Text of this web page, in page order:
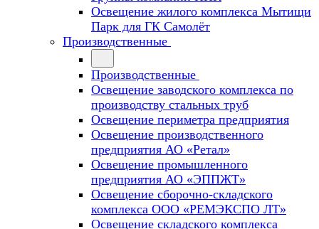
Освещение жилого комплекса Мытищи
Парк для ГК Самолёт
Производственные
Производственные
Освещение заводского комплекса по
производству стальных труб
Освещение периметра предприятия
Освещение производственного
предприятия АО «Ретал»
Освещение промышленного
предприятия АО «ЭППЖТ»
Освещение сборочно-складского
комплекса ООО «РЕМЭКСПО ЛТ»
Освещение складского комплекса